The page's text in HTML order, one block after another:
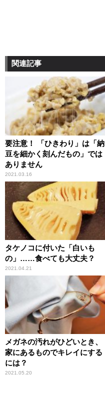
関連記事
要注意！ 「ひきわり」は「納
豆を細かく刻んだもの」では
ありません
2021.03.16
タケノコに付いた「白いも
の」……食べても大丈夫？
2021.04.21
メガネの汚れがひどいとき、
家にあるものでキレイにする
には？
2021.05.20